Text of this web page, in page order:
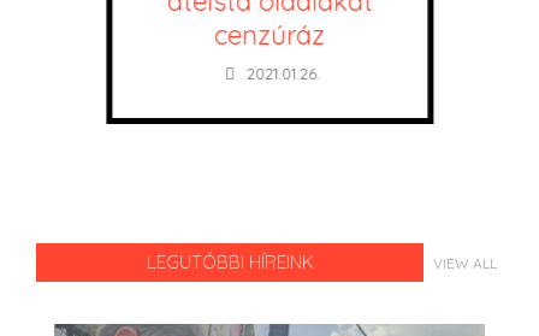
cenzúráz
2021.01.26.
LEGUTÓBBI HÍREINK VIEW ALL